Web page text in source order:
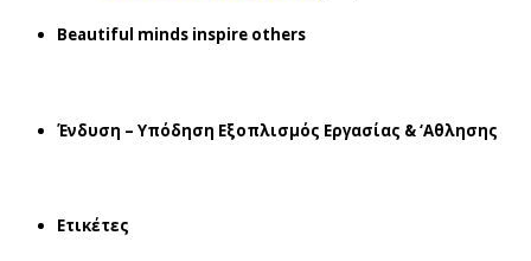
Beautiful minds inspire others
Ένδυση – Υπόδηση Εξοπλισμός Εργασίας & ‘Aθλησης
Ετικέτες